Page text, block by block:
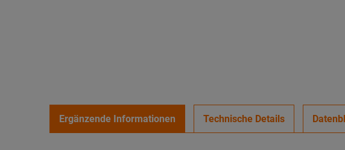
Ergänzende Informationen Technische Details